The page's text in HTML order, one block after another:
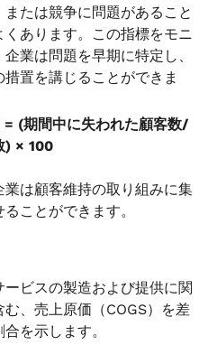
たは競争に問題があること
あります。この指標をモニ
業は問題を早期に特定し、
置を講じることができま
= (期間中に失われた顧客数/
) × 100
は顧客維持の取り組みに集
ことができます。
ビスの製造および提供に関
、売上原価（COGS）を差
を示します。